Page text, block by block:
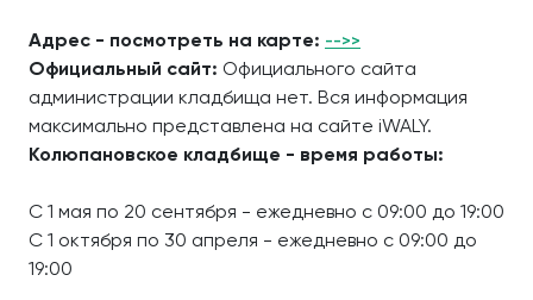
Адрес - посмотреть на карте: -->>
Официальный сайт: Официального сайта
администрации кладбища нет. Вся информация
максимально представлена на сайте iWALY.
Колюпановское кладбище - время работы:
С 1 мая по 20 сентября - ежедневно с 09:00 до 19:00
С 1 октября по 30 апреля - ежедневно с 09:00 до
19:00